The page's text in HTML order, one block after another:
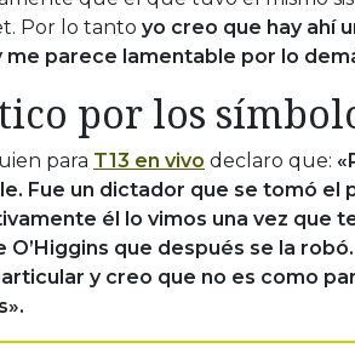
Por lo tanto yo creo que hay ahí
me parece lamentable por lo
por los
para T13 en vivo declaro que:
Fue un dictador que se tomó el
él lo vimos una vez que
O’Higgins que después se la
y creo que no es como